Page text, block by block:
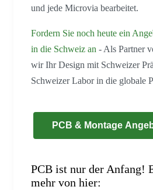
und jede Microvia bearbeitet.
Fordern Sie noch heute ein
in die Schweiz an - Als Partner
wir Ihr Design mit Schweizer
Schweizer Labor in die globale
PCB & Montage
PCB ist nur der Anfang!
mehr von hier: